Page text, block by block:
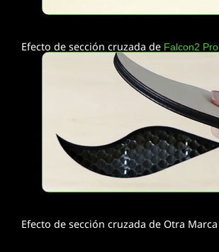
Efecto de sección cruzada de Falcon2 Pro
Efecto de sección cruzada de Otra Marca